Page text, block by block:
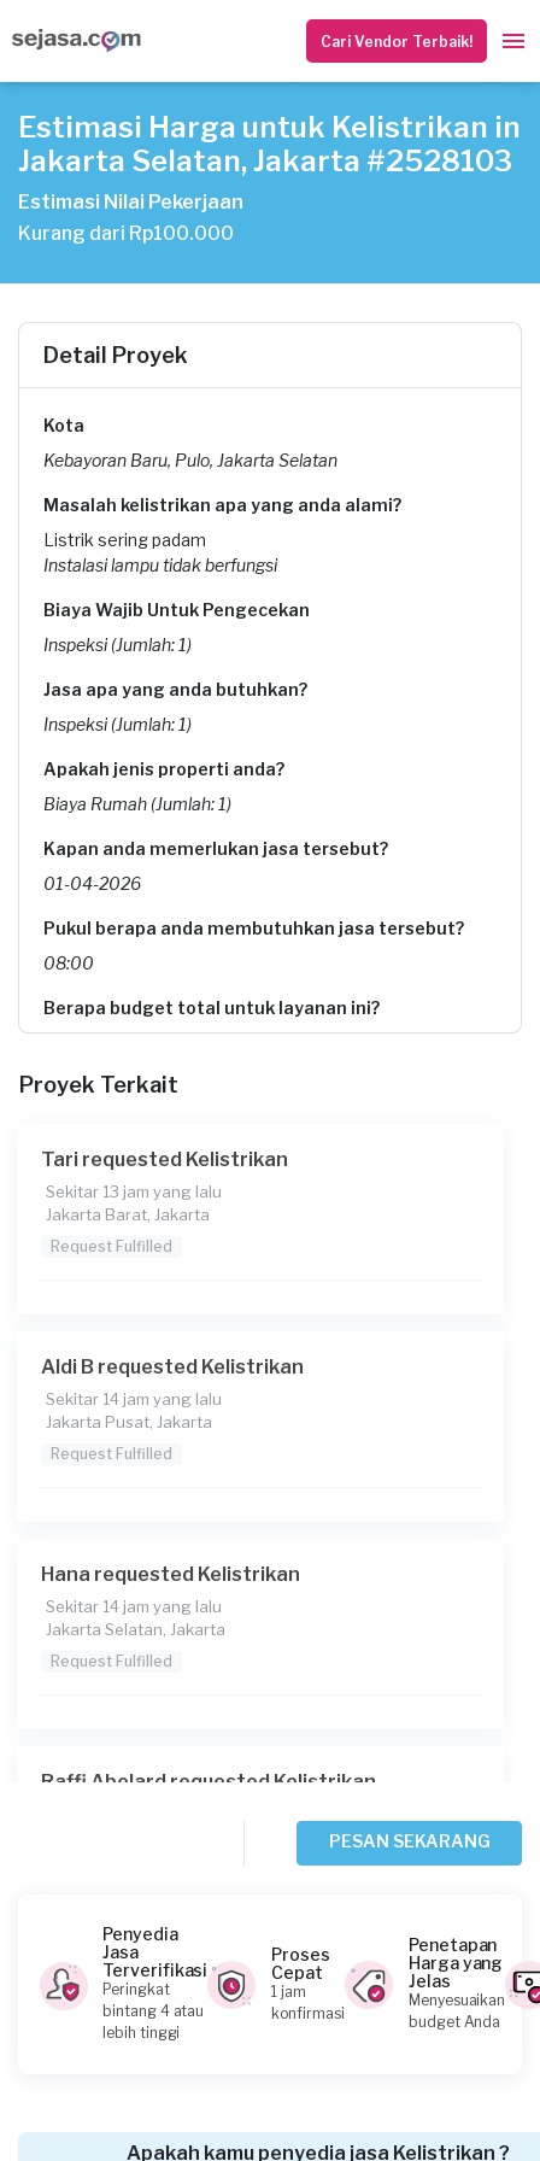
Cari Vendor Terbaik!
Estimasi Harga untuk Kelistrikan in
Jakarta Selatan, Jakarta #2528103
Estimasi Nilai Pekerjaan
Kurang dari Rp100.000
Detail Proyek
Kota
Kebayoran Baru, Pulo, Jakarta Selatan
Masalah kelistrikan apa yang anda alami?
Listrik sering padam
Instalasi lampu tidak berfungsi
Biaya Wajib Untuk Pengecekan
Inspeksi (Jumlah: 1)
Jasa apa yang anda butuhkan?
Inspeksi (Jumlah: 1)
Apakah jenis properti anda?
Biaya Rumah (Jumlah: 1)
Kapan anda memerlukan jasa tersebut?
01-04-2026
Pukul berapa anda membutuhkan jasa tersebut?
08:00
Berapa budget total untuk layanan ini?
Proyek Terkait
Tari requested Kelistrikan
Sekitar 13 jam yang lalu
Jakarta Barat, Jakarta
Request Fulfilled
Aldi B requested Kelistrikan
Sekitar 14 jam yang lalu
Jakarta Pusat, Jakarta
Request Fulfilled
Hana requested Kelistrikan
Sekitar 14 jam yang lalu
Jakarta Selatan, Jakarta
Request Fulfilled
Raffi Abelard requested Kelistrikan
Richard requested Kelistrikan
1 hari yang lalu
Jakarta Utara, Jakarta
PESAN SEKARANG
Penyedia
Jasa
Terverifikasi
Peringkat
bintang 4 atau
lebih tinggi
Proses
Cepat
1 jam
konfirmasi
Penetapan
Harga yang
Jelas
Menyesuaikan
budget Anda
Apakah kamu penyedia jasa Kelistrikan ?